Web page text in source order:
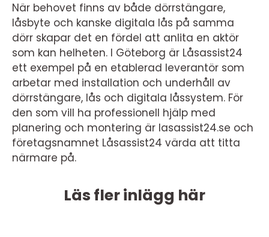
När behovet finns av både dörrstängare,
låsbyte och kanske digitala lås på samma
dörr skapar det en fördel att anlita en aktör
som kan helheten. I Göteborg är Låsassist24
ett exempel på en etablerad leverantör som
arbetar med installation och underhåll av
dörrstängare, lås och digitala låssystem. För
den som vill ha professionell hjälp med
planering och montering är lasassist24.se och
företagsnamnet Låsassist24 värda att titta
närmare på.
Läs fler inlägg här